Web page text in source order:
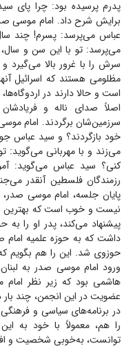
پدرم پرسیده بود: چرا پای
برایش شرح داد. امام موسی
می‌پرسد: تو با این سن و
سرش را با غرور بالا می‌گیرد
مظلومی هستند که اسرائیل
است و حالا دارند در
اصلاً صدای ناله و
سرزمین‌شان برگردند. امام
خود بازگردند؟ و سید عباس
کنی؟ سید عباس می‌گوید:
رزمندگان فلسطین آنقدر
پایان جلسه، امام موسی
نیست و خوب است که بهترین
داشت که به حوزه علمیه
حوزوی شد. این را هم بگویم
ورود امام موسی صدر به
هاشمی بود که زیر نظر
عضویت در این انجمن، چند بار
در برنامه‌های سیاسی و
را هم، معمولاً با خود به
توانست، به‌خوبی شخصیت و